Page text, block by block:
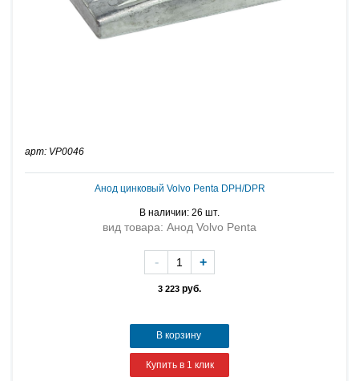
арт: VP0046
Анод цинковый Volvo Penta DPH/DPR
В наличии: 26 шт.
вид товара: Анод Volvo Penta
3 223 руб.
- +
В корзину
Купить в 1 клик